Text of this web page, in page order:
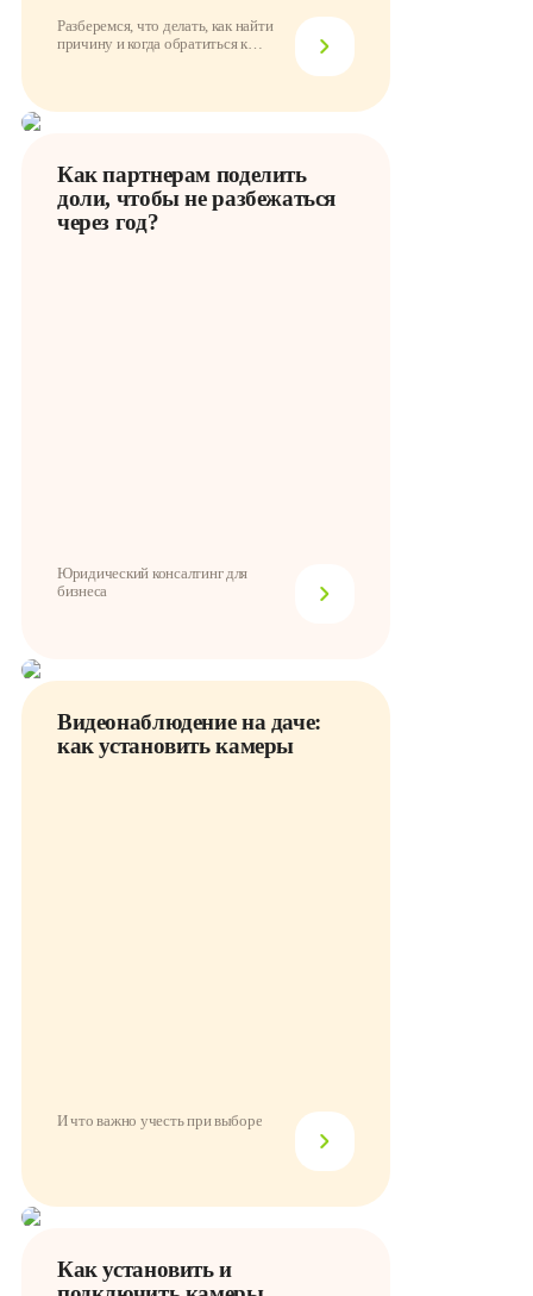
Разберемся, что делать, как найти
причину и когда обратиться к
Как партнерам поделить
доли, чтобы не разбежаться
через год?
Юридический консалтинг для
бизнеса
Видеонаблюдение на даче:
как установить камеры
И что важно учесть при выборе
Как установить и